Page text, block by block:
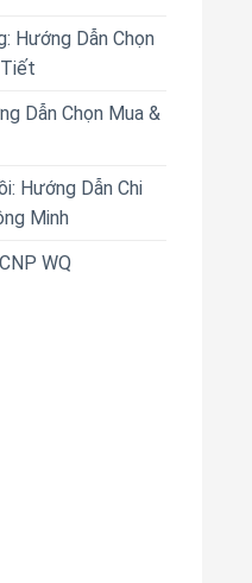
Hướng Dẫn Chọn
Tiết
Dẫn Chọn Mua &
Hướng Dẫn Chi
Minh
WQ